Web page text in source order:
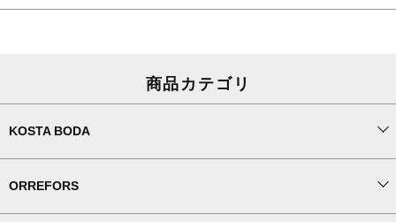
商品カテゴリ
KOSTA BODA
ORREFORS